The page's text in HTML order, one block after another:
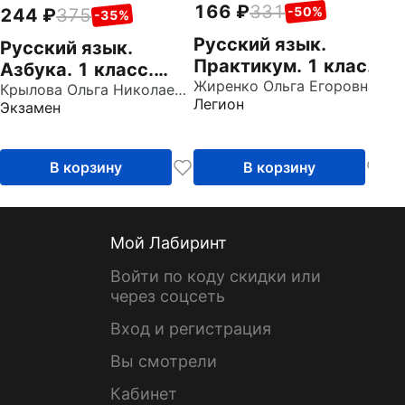
244 375 -35%
Русский язык.
Азбука. 1 класс.
Тесты к учебнику В.
Г. Горецкого и др.
Крылова Ольга Николаевна
Экзамен
В корзину
166 331 -50%
Русский язык.
Практикум. 1 класс.
Правила и
упражнения
Жиренко Ольга Егоровна
Легион
В корзину
Мой Лабиринт
Войти по коду скидки или
через соцсеть
Вход и регистрация
Вы смотрели
Кабинет